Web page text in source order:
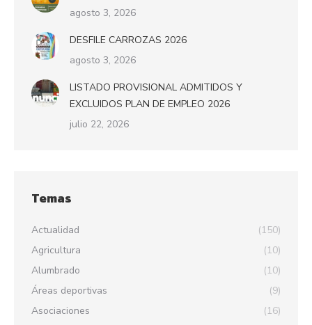
agosto 3, 2026
DESFILE CARROZAS 2026
agosto 3, 2026
LISTADO PROVISIONAL ADMITIDOS Y
EXCLUIDOS PLAN DE EMPLEO 2026
julio 22, 2026
Temas
Actualidad
(150)
Agricultura
(10)
Alumbrado
(10)
Áreas deportivas
(9)
Asociaciones
(16)